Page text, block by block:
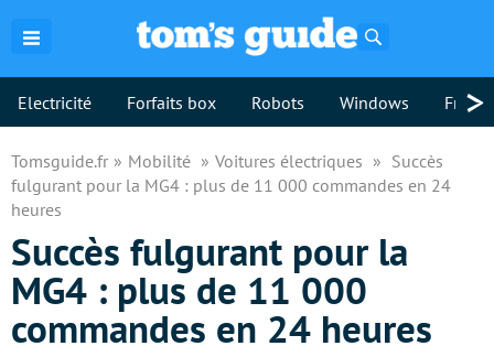
Electricité Forfaits box Robots Windows >
Tomsguide.fr Mobilité Voitures électriques
Succès
fulgurant pour la MG4 : plus de 11 000 commandes en 24
heures
Succès fulgurant pour la
MG4 : plus de 11 000
commandes en 24 heures